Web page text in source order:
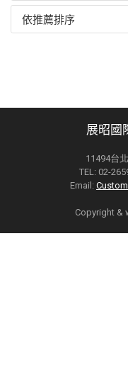
依推薦排序
展昭國
11494台
TEL: 02-
Email:
Copyright &